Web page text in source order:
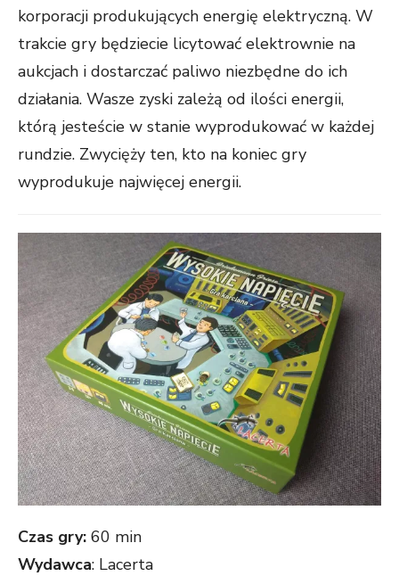
korporacji produkujących energię elektryczną. W
trakcie gry będziecie licytować elektrownie na
aukcjach i dostarczać paliwo niezbędne do ich
działania. Wasze zyski zależą od ilości energii,
którą jesteście w stanie wyprodukować w każdej
rundzie. Zwycięży ten, kto na koniec gry
wyprodukuje najwięcej energii.
Czas gry: 60 min
Wydawca: Lacerta